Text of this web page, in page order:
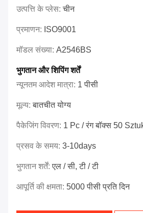
उत्पत्ति के प्लेस:चीन
प्रमाणन: ISO9001
मॉडल संख्या: A2546BS
भुगतान और शिपिंग शर्तें
न्यूनतम आदेश मात्रा: 1 पीसी
मूल्य:बातचीत योग्य
पैकेजिंग विवरण: 1 Pc / रंग बॉक्स 50
प्रसव के समय: 3-10days
भुगतान शर्तें:एल / सी, टी / टी
आपूर्ति की क्षमता: 5000 पीसी प्रति दिन